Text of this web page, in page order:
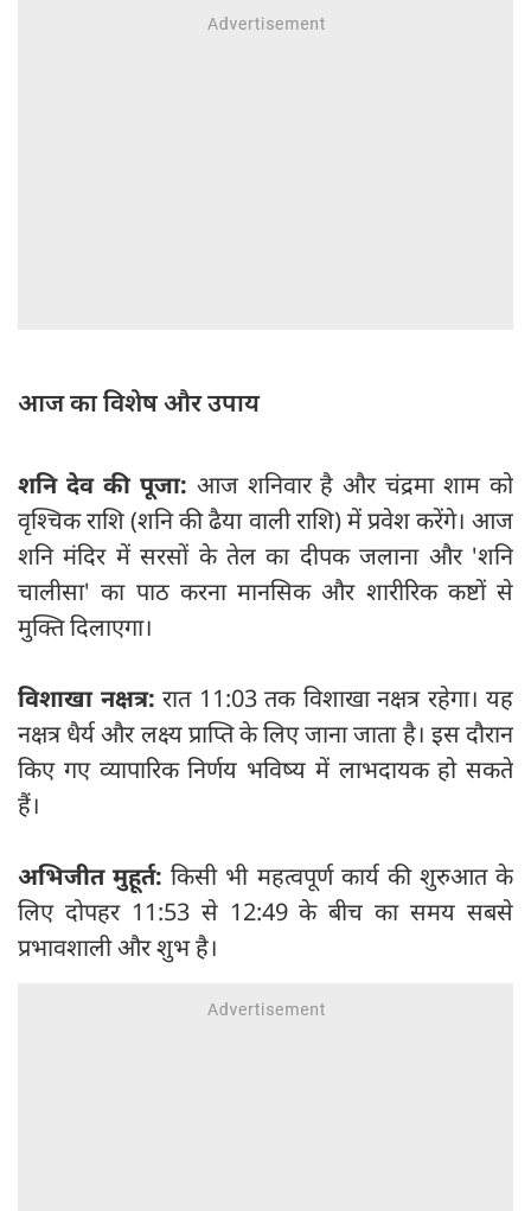
आज का विशेष और उपाय
शनि देव की पूजा: आज शनिवार है और चंद्रमा शाम को
वृश्चिक राशि (शनि की ढैया वाली राशि) में प्रवेश करेंगे। आज
शनि मंदिर में सरसों के तेल का दीपक जलाना और 'शनि
चालीसा' का पाठ करना मानसिक और शारीरिक कष्टों से
मुक्ति दिलाएगा।
विशाखा नक्षत्र: रात 11:03 तक विशाखा नक्षत्र रहेगा। यह
नक्षत्र धैर्य और लक्ष्य प्राप्ति के लिए जाना जाता है। इस दौरान
किए गए व्यापारिक निर्णय भविष्य में लाभदायक हो सकते
हैं।
अभिजीत मुहूर्त:किसी भी महत्वपूर्ण कार्य की शुरुआत के
लिए दोपहर 11:53 से 12:49 के बीच का समय सबसे
प्रभावशाली और शुभ है।